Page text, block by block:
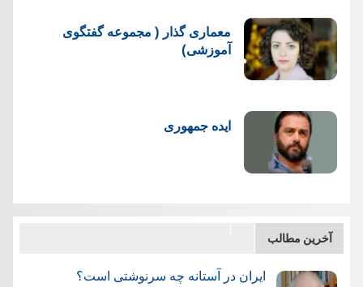
معماری گذار ( مجموعه گفتگوی
آموزشی)
ایده جمهوری
آخرین مطالب
ایران در آستانه چه سرنوشتی است؟